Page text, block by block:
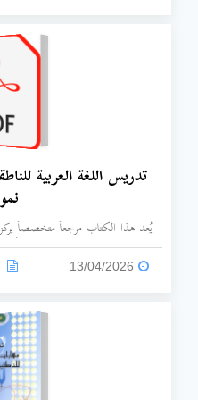
تدريس اللغة العربية
يُعد هذا الكتاب مرجعاً متخصصاً يركز
الاستماع كواحدة من الركائز
13/04/2026